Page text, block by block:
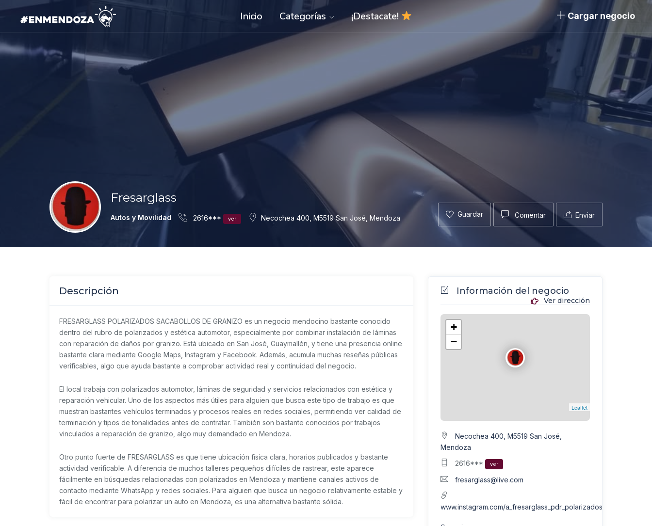
Inicio Categorías ¡Destacate! Cargar negocio
Fresarglass
Autos y Movilidad 2616*** ver Necochea 400, M5519 San José, Mendoza Guardar Comentar Enviar
Descripción
FRESARGLASS POLARIZADOS SACABOLLOS DE GRANIZO es un negocio mendocino bastante conocido
dentro del rubro de polarizados y estética automotor, especialmente por combinar instalación de láminas
con reparación de daños por granizo. Está ubicado en San José, Guaymallén, y tiene una presencia online
bastante clara mediante Google Maps, Instagram y Facebook. Además, acumula muchas reseñas públicas
verificables, algo que ayuda bastante a comprobar actividad real y continuidad del negocio.
El local trabaja con polarizados automotor, láminas de seguridad y servicios relacionados con estética y
reparación vehicular. Uno de los aspectos más útiles para alguien que busca este tipo de trabajo es que
muestran bastantes vehículos terminados y procesos reales en redes sociales, permitiendo ver calidad de
terminación y tipos de tonalidades antes de contratar. También son bastante conocidos por trabajos
vinculados a reparación de granizo, algo muy demandado en Mendoza.
Otro punto fuerte de FRESARGLASS es que tiene ubicación física clara, horarios publicados y bastante
actividad verificable. A diferencia de muchos talleres pequeños difíciles de rastrear, este aparece
fácilmente en búsquedas relacionadas con polarizados en Mendoza y mantiene canales activos de
contacto mediante WhatsApp y redes sociales. Para alguien que busca un negocio relativamente estable y
fácil de encontrar para polarizar un auto en Mendoza, es una alternativa bastante sólida.
Información del negocio
Ver dirección
+
−
Leaflet
Necochea 400, M5519 San José,
Mendoza
2616***
ver
fresarglass@live.com
www.instagram.com/a_fresarglass_pdr_polarizados